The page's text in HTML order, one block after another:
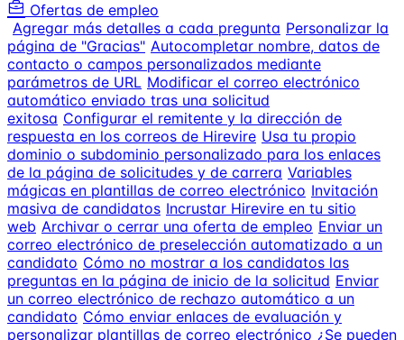
Ofertas de empleo
Agregar más detalles a cada pregunta Personalizar la
página de "Gracias" Autocompletar nombre, datos de
contacto o campos personalizados mediante
parámetros de URL Modificar el correo electrónico
automático enviado tras una solicitud
exitosa Configurar el remitente y la dirección de
respuesta en los correos de Hirevire Usa tu propio
dominio o subdominio personalizado para los enlaces
de la página de solicitudes y de carrera Variables
mágicas en plantillas de correo electrónico Invitación
masiva de candidatos Incrustar Hirevire en tu sitio
web Archivar o cerrar una oferta de empleo Enviar un
correo electrónico de preselección automatizado a un
candidato Cómo no mostrar a los candidatos las
preguntas en la página de inicio de la solicitud Enviar
un correo electrónico de rechazo automático a un
candidato Cómo enviar enlaces de evaluación y
personalizar plantillas de correo electrónico ¿Se pueden